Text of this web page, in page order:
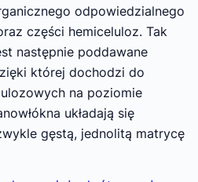
odpowiedzialnego
części hemiceluloz. Tak
następnie poddawane
której dochodzi do
na poziomie
układają się
gęstą, jednolitą matrycę